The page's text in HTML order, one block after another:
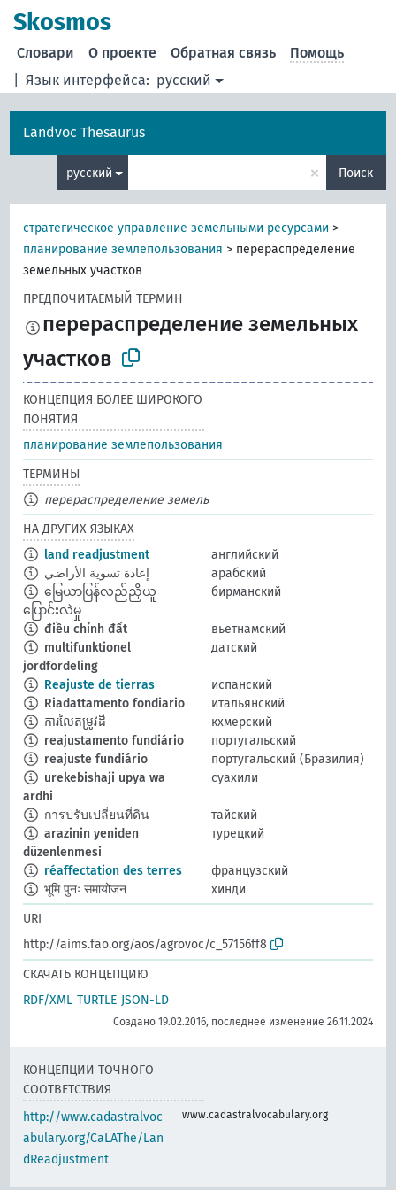
Skosmos
Язык интерфейса: русский
Словари О проекте Обратная связь Помощь
Landvoc Thesaurus
русский × Поиск
стратегическое управление земельными ресурсами >
планирование землепользования > перераспределение
земельных участков
ПРЕДПОЧИТАЕМЫЙ ТЕРМИН
перераспределение земельных
участков
КОНЦЕПЦИЯ БОЛЕЕ ШИРОКОГО
ПОНЯТИЯ
планирование землепользования
ТЕРМИНЫ
перераспределение земель
НА ДРУГИХ ЯЗЫКАХ
land readjustment
английский
إعادة تسوية الأراضي
арабский
မြေယာပြန်လည်ညှိယူ
ပြောင်းလဲမှု
бирманский
điều chỉnh đất
вьетнамский
multifunktionel
jordfordeling
датский
Reajuste de tierras
испанский
Riadattamento fondiario
итальянский
ការលៃតម្រូវដី
кхмерский
reajustamento fundiário
португальский
reajuste fundiário
португальский (Бразилия)
urekebishaji upya wa
ardhi
суахили
การปรับเปลี่ยนที่ดิน
тайский
arazinin yeniden
düzenlenmesi
турецкий
réaffectation des terres
французский
भूमि पुनः समायोजन
хинди
URI
http://aims.fao.org/aos/agrovoc/c_57156ff8
СКАЧАТЬ КОНЦЕПЦИЮ
RDF/XML TURTLE JSON-LD
Создано 19.02.2016, последнее изменение 26.11.2024
КОНЦЕПЦИИ ТОЧНОГО
СООТВЕТСТВИЯ
http://www.cadastralvoc
abulary.org/CaLAThe/Lan
dReadjustment
www.cadastralvocabulary.org